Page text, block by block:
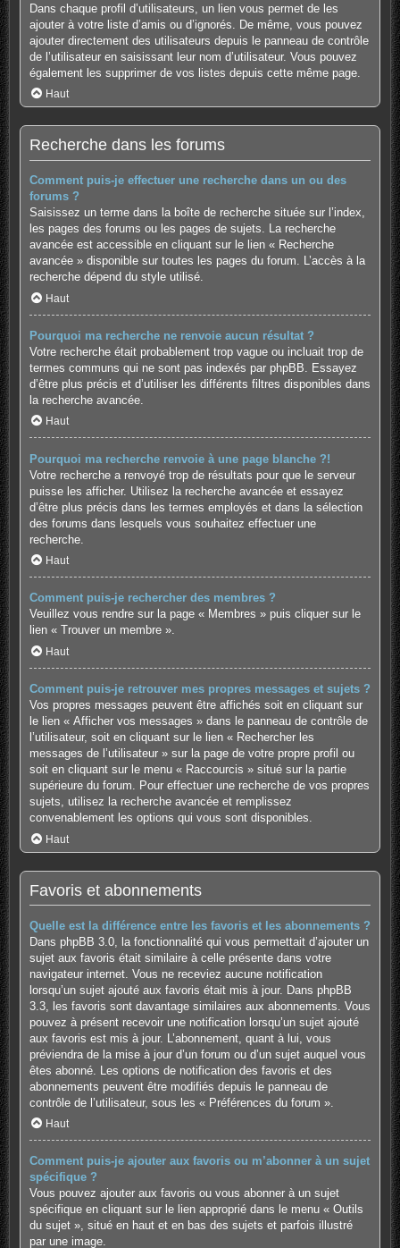
Dans chaque profil d’utilisateurs, un lien vous permet de les
ajouter à votre liste d’amis ou d’ignorés. De même, vous pouvez
ajouter directement des utilisateurs depuis le panneau de contrôle
de l’utilisateur en saisissant leur nom d’utilisateur. Vous pouvez
également les supprimer de vos listes depuis cette même page.
Haut
Recherche dans les forums
Comment puis-je effectuer une recherche dans un ou des
forums ?
Saisissez un terme dans la boîte de recherche située sur l’index,
les pages des forums ou les pages de sujets. La recherche
avancée est accessible en cliquant sur le lien « Recherche
avancée » disponible sur toutes les pages du forum. L’accès à la
recherche dépend du style utilisé.
Haut
Pourquoi ma recherche ne renvoie aucun résultat ?
Votre recherche était probablement trop vague ou incluait trop de
termes communs qui ne sont pas indexés par phpBB. Essayez
d’être plus précis et d’utiliser les différents filtres disponibles dans
la recherche avancée.
Haut
Pourquoi ma recherche renvoie à une page blanche ?!
Votre recherche a renvoyé trop de résultats pour que le serveur
puisse les afficher. Utilisez la recherche avancée et essayez
d’être plus précis dans les termes employés et dans la sélection
des forums dans lesquels vous souhaitez effectuer une
recherche.
Haut
Comment puis-je rechercher des membres ?
Veuillez vous rendre sur la page « Membres » puis cliquer sur le
lien « Trouver un membre ».
Haut
Comment puis-je retrouver mes propres messages et sujets ?
Vos propres messages peuvent être affichés soit en cliquant sur
le lien « Afficher vos messages » dans le panneau de contrôle de
l’utilisateur, soit en cliquant sur le lien « Rechercher les
messages de l’utilisateur » sur la page de votre propre profil ou
soit en cliquant sur le menu « Raccourcis » situé sur la partie
supérieure du forum. Pour effectuer une recherche de vos propres
sujets, utilisez la recherche avancée et remplissez
convenablement les options qui vous sont disponibles.
Haut
Favoris et abonnements
Quelle est la différence entre les favoris et les abonnements ?
Dans phpBB 3.0, la fonctionnalité qui vous permettait d’ajouter un
sujet aux favoris était similaire à celle présente dans votre
navigateur internet. Vous ne receviez aucune notification
lorsqu’un sujet ajouté aux favoris était mis à jour. Dans phpBB
3.3, les favoris sont davantage similaires aux abonnements. Vous
pouvez à présent recevoir une notification lorsqu’un sujet ajouté
aux favoris est mis à jour. L’abonnement, quant à lui, vous
préviendra de la mise à jour d’un forum ou d’un sujet auquel vous
êtes abonné. Les options de notification des favoris et des
abonnements peuvent être modifiés depuis le panneau de
contrôle de l’utilisateur, sous les « Préférences du forum ».
Haut
Comment puis-je ajouter aux favoris ou m’abonner à un sujet
spécifique ?
Vous pouvez ajouter aux favoris ou vous abonner à un sujet
spécifique en cliquant sur le lien approprié dans le menu « Outils
du sujet », situé en haut et en bas des sujets et parfois illustré
par une image.